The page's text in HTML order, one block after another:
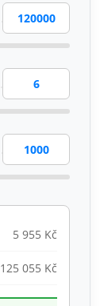
5 955 Kč
125 055 Kč